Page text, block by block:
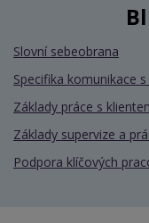
Slovní sebeobrana
Specifika komunikace
Základy práce s
Základy supervize a
Podpora klíčových